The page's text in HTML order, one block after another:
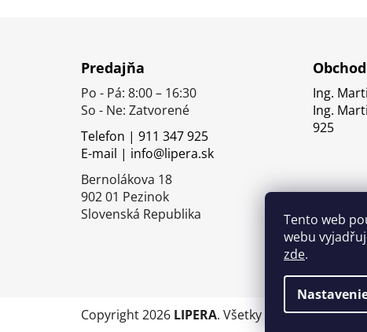
Tento web
webu
zde.
Predajňa
Po - Pá: 8:00 – 16:30
So - Ne: Zatvorené
Telefon | 911 347 925
E-mail | info@lipera.sk
Bernolákova 18
902 01 Pezinok
Slovenská Republika
Ing.
Ing.
925
Copyright 2026 LIPERA. Všetky práva vyhradené.